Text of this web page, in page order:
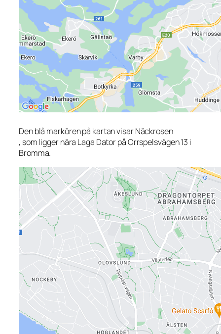
Den blå markören på kartan visar Näckrosen
, som ligger nära Laga Dator på Orrspelsvägen 13 i
Bromma.